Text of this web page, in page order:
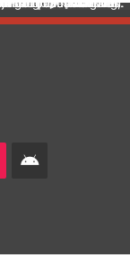
TikTokAndroid